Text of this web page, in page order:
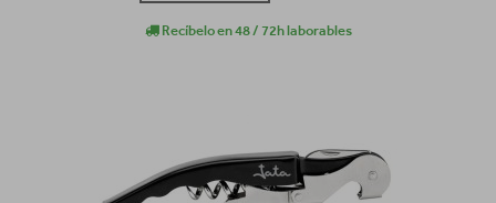
Recíbelo en 48 / 72h laborables